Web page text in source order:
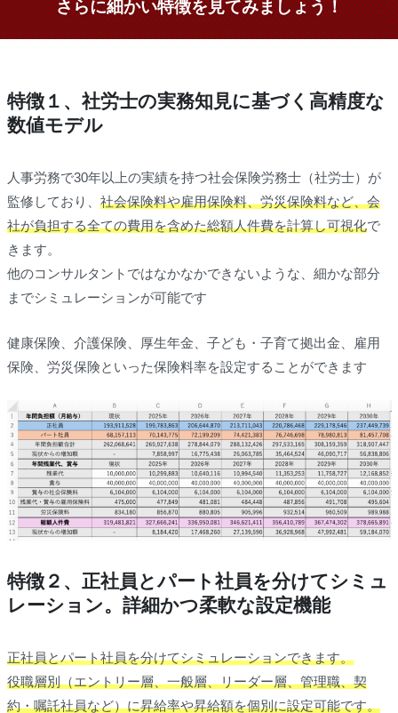
さらに細かい特徴を見てみましょう！
特徴１、社労士の実務知見に基づく高精度な
数値モデル
人事労務で30年以上の実績を持つ社会保険労務士（社労士）が
監修しており、 社会保険料や雇用保険料、労災保険料など、会
社が負担する全ての費用を含めた総額人件費を計算し可視化で
きます。
他のコンサルタントではなかなかできないような、細かな部分
までシミュレーションが可能です
健康保険、介護保険、厚生年金、子ども・子育て拠出金、雇用
保険、労災保険といった保険料率を設定することができます
特徴２、正社員とパート社員を分けてシミュ
レーション。詳細かつ柔軟な設定機能
正社員とパート社員を分けてシミュレーションできます。
役職層別（エントリー層、一般層、リーダー層、管理職、契
約・嘱託社員など）に昇給率や昇給額を個別に設定可能です。